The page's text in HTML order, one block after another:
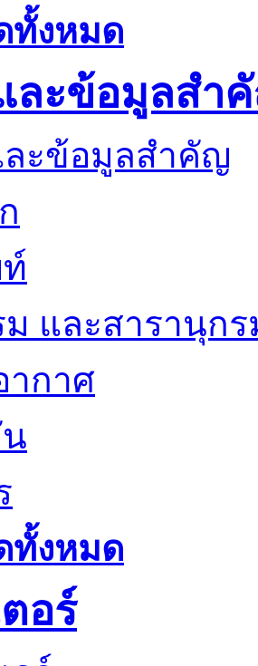
ทั้งหมด
ละข้อมูลสำ
และสารานุกร
กาศ
ทั้งหมด
อร์